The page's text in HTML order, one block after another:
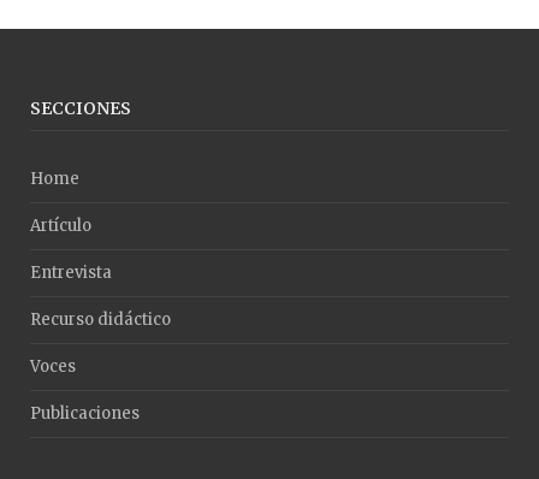
SECCIONES
Home
Artículo
Entrevista
Recurso didáctico
Voces
Publicaciones